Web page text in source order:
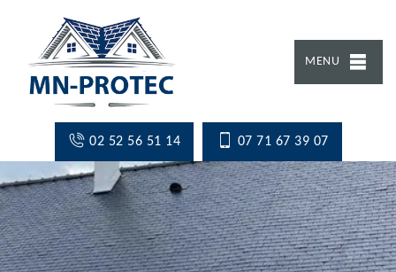
MENU
02 52 56 51 14 07 71 67 39 07